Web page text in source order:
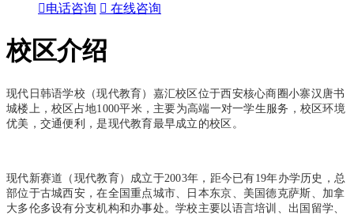
电话咨询  在线咨询
校区介绍
现代日韩语学校（现代教育）嘉汇校区位于西安核心商圈小寨汉唐书
城楼上，校区占地1000平米，主要为高端一对一学生服务，校区环境
优美，交通便利，是现代教育最早成立的校区。
现代新赛道（现代教育）成立于2003年，距今已有19年办学历史，总
部位于古城西安，在全国重点城市、日本东京、美国德克萨斯、加拿
大多伦多设有分支机构和办事处。学校主要以语言培训、出国留学、